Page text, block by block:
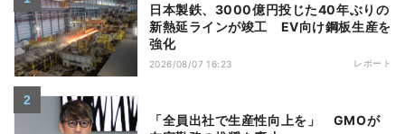
日本製鉄、3000億円投じた40年ぶりの
新熱延ラインが竣工 EV向け鋼板生産を
強化
2026/08/07 16:23 レポート
「全員出社で生産性向上を」 GMOが